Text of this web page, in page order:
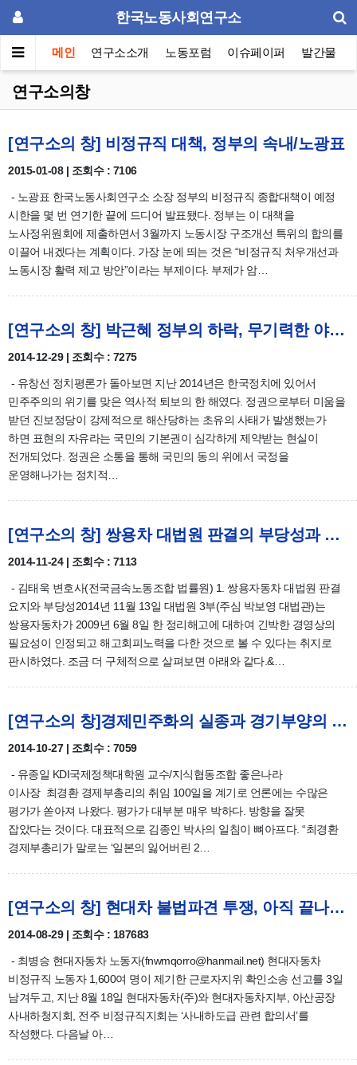
한국노동사회연구소
메인 연구소소개 노동포럼 이슈페이퍼 발간물
연구소의창
[연구소의 창] 비정규직 대책, 정부의 속내/노광표
2015-01-08 | 조회수 : 7106
- 노광표 한국노동사회연구소 소장 정부의 비정규직 종합대책이 예정
시한을 몇 번 연기한 끝에 드디어 발표됐다. 정부는 이 대책을
노사정위원회에 제출하면서 3월까지 노동시장 구조개선 특위의 합의를
이끌어 내겠다는 계획이다. 가장 눈에 띄는 것은 “비정규직 처우개선과
노동시장 활력 제고 방안”이라는 부제이다. 부제가 암…
[연구소의 창] 박근혜 정부의 하락, 무기력한 야권/유창선
2014-12-29 | 조회수 : 7275
- 유창선 정치평론가 돌아보면 지난 2014년은 한국정치에 있어서
민주주의의 위기를 맞은 역사적 퇴보의 한 해였다. 정권으로부터 미움을
받던 진보정당이 강제적으로 해산당하는 초유의 사태가 발생했는가
하면 표현의 자유라는 국민의 기본권이 심각하게 제약받는 현실이
전개되었다. 정권은 소통을 통해 국민의 동의 위에서 국정을
운영해나가는 정치적…
[연구소의 창] 쌍용차 대법원 판결의 부당성과 대응 방안/김태욱
2014-11-24 | 조회수 : 7113
- 김태욱 변호사(전국금속노동조합 법률원) 1. 쌍용자동차 대법원 판결
요지와 부당성2014년 11월 13일 대법원 3부(주심 박보영 대법관)는
쌍용자동차가 2009년 6월 8일 한 정리해고에 대하여 긴박한 경영상의
필요성이 인정되고 해고회피노력을 다한 것으로 볼 수 있다는 취지로
판시하였다. 조금 더 구체적으로 살펴보면 아래와 같다.&…
[연구소의 창]경제민주화의 실종과 경기부양의 한계/유종일
2014-10-27 | 조회수 : 7059
- 유종일 KDI국제정책대학원 교수/지식협동조합 좋은나라
이사장 최경환 경제부총리의 취임 100일을 계기로 언론에는 수많은
평가가 쏟아져 나왔다. 평가가 대부분 매우 박하다. 방향을 잘못
잡았다는 것이다. 대표적으로 김종인 박사의 일침이 뼈아프다. “최경환
경제부총리가 말로는 ‘일본의 잃어버린 2…
[연구소의 창] 현대차 불법파견 투쟁, 아직 끝나지 않았다/최병승
2014-08-29 | 조회수 : 187683
- 최병승 현대자동차 노동자(fnwmqorro@hanmail.net) 현대자동차
비정규직 노동자 1,600여 명이 제기한 근로자지위 확인소송 선고를 3일
남겨두고, 지난 8월 18일 현대자동차(주)와 현대자동차지부, 아산공장
사내하청지회, 전주 비정규직지회는 ‘사내하도급 관련 합의서’를
작성했다. 다음날 아…